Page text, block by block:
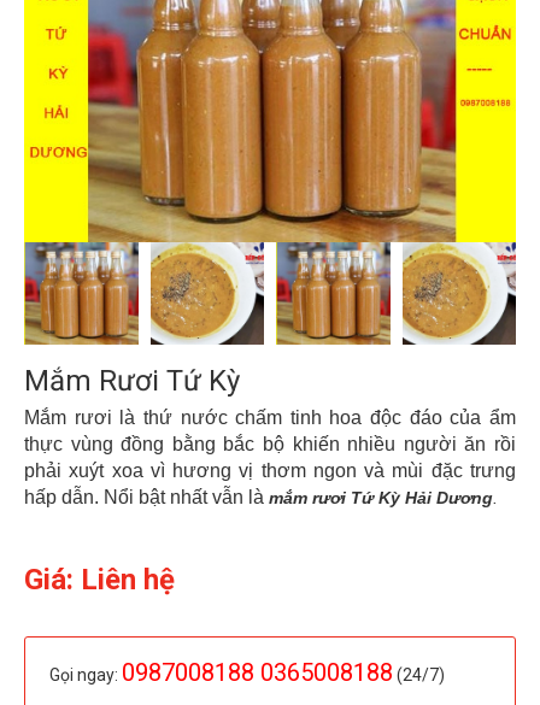
Mắm Rươi Tứ Kỳ
Mắm rươi là thứ nước chấm tinh hoa độc đáo của ẩm
thực vùng đồng bằng bắc bộ khiến nhiều người ăn rồi
phải xuýt xoa vì hương vị thơm ngon và mùi đặc trưng
hấp dẫn. Nổi bật nhất vẫn là mắm rươi Tứ Kỳ Hải Dương
Giá: Liên hệ
Gọi ngay: 0987008188 0365008188 (24/7)